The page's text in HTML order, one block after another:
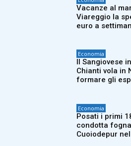
Vacanze al
Viareggio la
euro a
Economia
Il Sangiovese
Chianti vola in
formare gli
Economia
Posati i primi
condotta
Cuoiodepur